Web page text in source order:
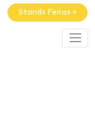
Stands Feiras »